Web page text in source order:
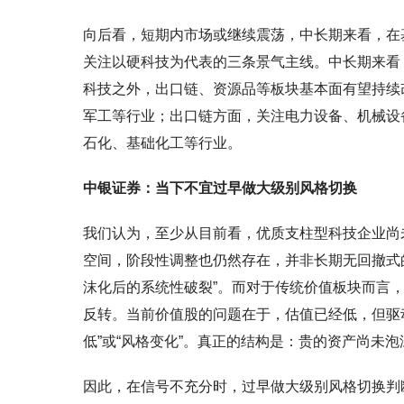
向后看，短期内市场或继续震荡，中长期来看，
关注以硬科技为代表的三条景气主线。中长期来
科技之外，出口链、资源品等板块基本面有望持
军工等行业；出口链方面，关注电力设备、机械
石化、基础化工等行业。
中银证券：当下不宜过早做大级别风格切换
我们认为，至少从目前看，优质支柱型科技企业
空间，阶段性调整也仍然存在，并非长期无回撤
沫化后的系统性破裂”。而对于传统价值板块而言
反转。当前价值股的问题在于，估值已经低，但
低”或“风格变化”。真正的结构是：贵的资产尚未
因此，在信号不充分时，过早做大级别风格切换